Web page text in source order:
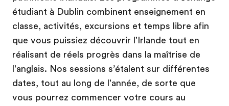
étudiant à Dublin combinent enseignement en
classe, activités, excursions et temps libre afin
que vous puissiez découvrir l'Irlande tout en
réalisant de réels progrès dans la maîtrise de
l'anglais. Nos sessions s’étalent sur différentes
dates, tout au long de l'année, de sorte que
vous pourrez commencer votre cours au